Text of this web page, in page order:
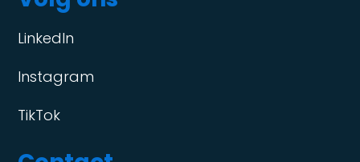
LinkedIn
Instagram
TikTok